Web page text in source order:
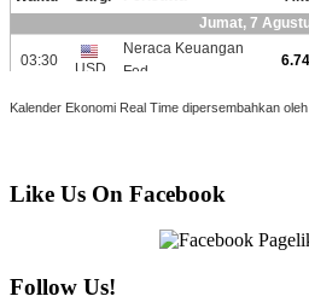
Kalender Ekonomi Real Time dipersembahkan oleh
Like Us On Facebook
Follow Us!